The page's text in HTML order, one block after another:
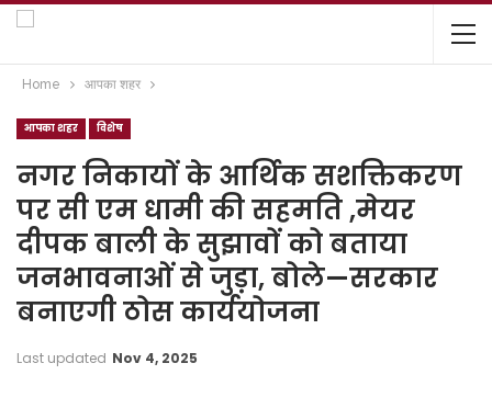
Home आपका शहर
आपका शहर विशेष
नगर निकायों के आर्थिक सशक्तिकरण
पर सी एम धामी की सहमति ,मेयर
दीपक बाली के सुझावों को बताया
जनभावनाओं से जुड़ा, बोले—सरकार
बनाएगी ठोस कार्ययोजना
Last updated Nov 4, 2025